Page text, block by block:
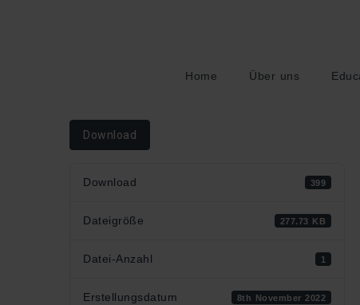
Home Über uns
Download
Download 399
Dateigröße 277.73 KB
Datei-Anzahl 1
Erstellungsdatum 8th November 2022